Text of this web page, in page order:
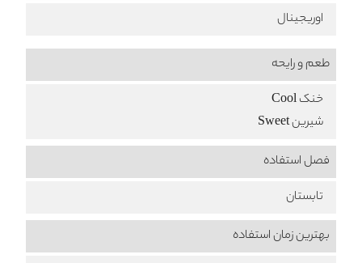
اوریجینال
طعم‌ و رایحه
خنک Cool
شیرین Sweet
فصل استفاده
تابستان
بهترین زمان استفاده